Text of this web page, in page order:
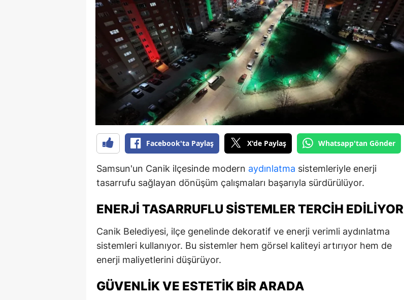
Bilecik
Bingöl
Bitlis
Bolu
Burdur
Bursa
Çanakkale
Çankırı
Çorum
Erzincan
Facebook'ta Paylaş X'de Paylaş Whatsapp'tan Gönder
Samsun'un Canik ilçesinde modern aydınlatma sistemleriyle enerji
tasarrufu sağlayan dönüşüm çalışmaları başarıyla sürdürülüyor.
ENERJI TASARRUFLU SISTEMLER TERCIH EDILIYOR
Canik Belediyesi, ilçe genelinde dekoratif ve enerji verimli aydınlatma
sistemleri kullanıyor. Bu sistemler hem görsel kaliteyi artırıyor hem de
enerji maliyetlerini düşürüyor.
GÜVENLIK VE ESTETIK BIR ARADA